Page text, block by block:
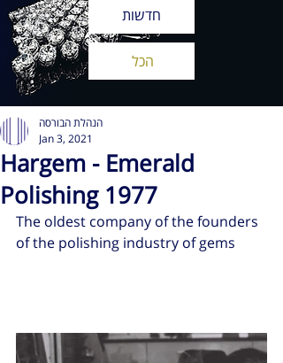
חדשות
הכל
Hargem - Emerald
Polishing 1977
הנהלת הבורסה
Jan 3, 2021
The oldest company of the founders
of the polishing industry of gems